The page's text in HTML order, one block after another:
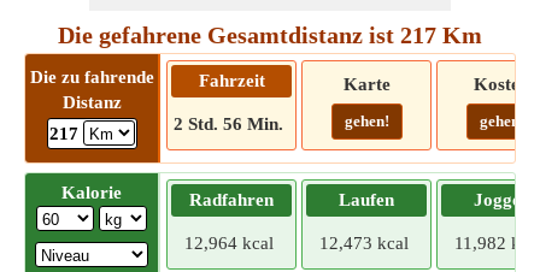
Die gefahrene Gesamtdistanz ist 217 Km
Die zu fahrende
Distanz
217
Fahrzeit
2 Std. 56 Min.
Karte
gehen!
Kosten
gehen!
Kalorie Radfahren
12,964 kcal
Laufen
12,473 kcal
Joggen
11,982